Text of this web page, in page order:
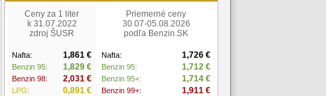
Ceny za 1 liter
k 31.07.2022
zdroj ŠUSR
Nafta: 1,861 €
Benzin 95: 1,829 €
Benzin 98: 2,031 €
LPG: 0,891 €
Priemerné ceny
30.07-05.08.2026
podľa Benzin.SK
Nafta: 1,726 €
Benzin 95: 1,712 €
Benzin 95+: 1,714 €
Benzin 99+: 1,911 €